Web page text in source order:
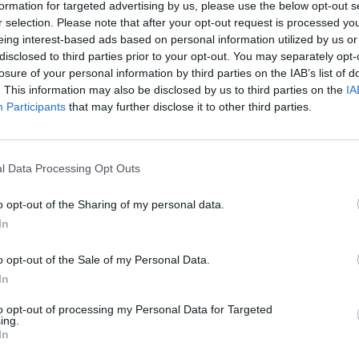
for targeted advertising by us, please use the below opt-out
selection. Please note that after your opt-out request is processed
interest-based ads based on personal information utilized by us
to third parties prior to your opt-out. You may separately
of your personal information by third parties on the IAB’s list of
This information may also be disclosed by us to third parties on the
Participants that may further disclose it to other third parties.
Data Processing Opt Outs
opt-out of the Sharing of my personal data.
opt-out of the Sale of my Personal Data.
opt-out of processing my Personal Data for Targeted
tenemos que reconocer quelos chatbots han
si tenemos en cuenta que nos encontramos
de usos.